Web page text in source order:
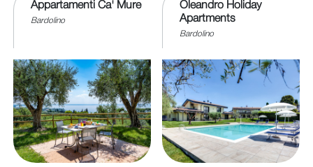
Appartamenti Ca' Mure
Bardolino
Oleandro Holiday
Apartments
Bardolino